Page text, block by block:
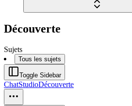
Découverte
Sujets
Tous les sujets
Toggle Sidebar
ChatStudioDécouverte